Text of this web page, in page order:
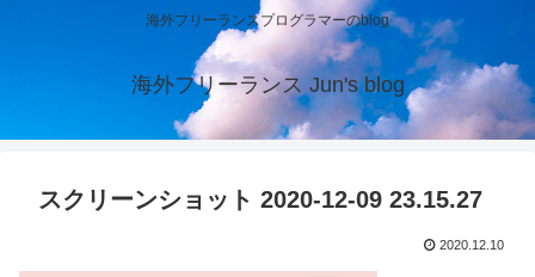
海外フリーランスプログラマーのblog
海外フリーランス Jun's blog
スクリーンショット 2020-12-09 23.15.27
2020.12.10